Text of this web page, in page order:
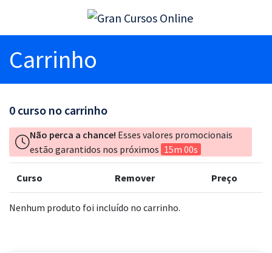
Carrinho
0 curso no carrinho
Não perca a chance! Esses valores promocionais
estão garantidos nos próximos 15m 00s
Curso Remover Preço
Nenhum produto foi incluído no carrinho.